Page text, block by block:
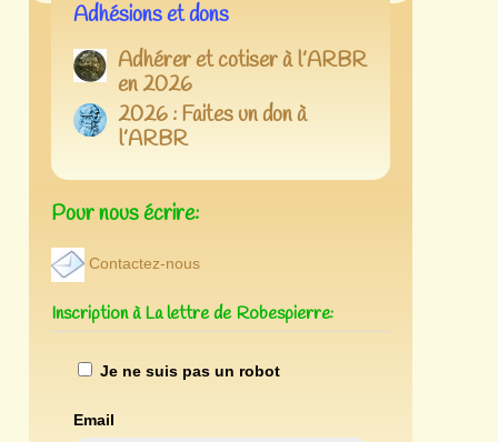
Adhésions et dons
Adhérer et cotiser à l’ARBR
en 2026
2026 : Faites un don à
l’ARBR
Pour nous écrire:
Contactez-nous
Inscription à La lettre de Robespierre:
Je ne suis pas un robot
Email